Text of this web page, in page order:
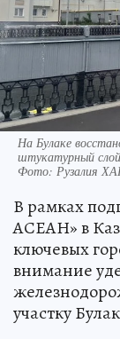
На Булаке
штукатурный
Фото: Рузалия
В рамках
АСЕАН» в
ключевых
внимание
участку